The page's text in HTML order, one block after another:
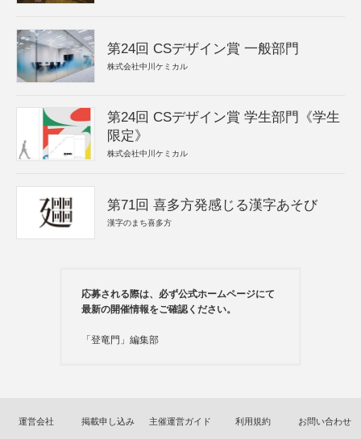
第24回 CSデザイン賞 一般部門
株式会社中川ケミカル
第24回 CSデザイン賞 学生部門《学生
限定》
株式会社中川ケミカル
第71回 喜多方発感じる漢字あそび
漢字のまち喜多方
応募される際は、必ず公式ホームページにて
最新の開催情報をご確認ください。
「登竜門」編集部
運営会社 掲載申し込み 主催運営ガイド 利用規約 お問い合わせ